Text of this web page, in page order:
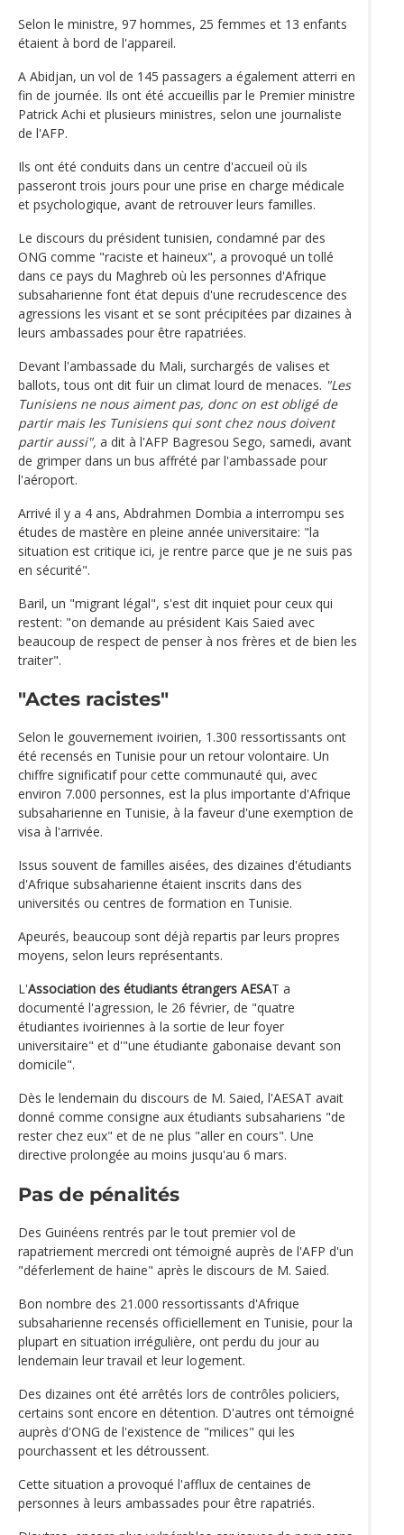
Selon le ministre, 97 hommes, 25 femmes et 13 enfants
étaient à bord de l'appareil.
A Abidjan, un vol de 145 passagers a également atterri en
fin de journée. Ils ont été accueillis par le Premier ministre
Patrick Achi et plusieurs ministres, selon une journaliste
de l'AFP.
Ils ont été conduits dans un centre d'accueil où ils
passeront trois jours pour une prise en charge médicale
et psychologique, avant de retrouver leurs familles.
Le discours du président tunisien, condamné par des
ONG comme "raciste et haineux", a provoqué un tollé
dans ce pays du Maghreb où les personnes d'Afrique
subsaharienne font état depuis d'une recrudescence des
agressions les visant et se sont précipitées par dizaines à
leurs ambassades pour être rapatriées.
Devant l'ambassade du Mali, surchargés de valises et
ballots, tous ont dit fuir un climat lourd de menaces. "Les
Tunisiens ne nous aiment pas, donc on est obligé de
partir mais les Tunisiens qui sont chez nous doivent
partir aussi", a dit à l'AFP Bagresou Sego, samedi, avant
de grimper dans un bus affrété par l'ambassade pour
l'aéroport.
Arrivé il y a 4 ans, Abdrahmen Dombia a interrompu ses
études de mastère en pleine année universitaire: "la
situation est critique ici, je rentre parce que je ne suis pas
en sécurité".
Baril, un "migrant légal", s'est dit inquiet pour ceux qui
restent: "on demande au président Kais Saied avec
beaucoup de respect de penser à nos frères et de bien les
traiter".
"Actes racistes"
Selon le gouvernement ivoirien, 1.300 ressortissants ont
été recensés en Tunisie pour un retour volontaire. Un
chiffre significatif pour cette communauté qui, avec
environ 7.000 personnes, est la plus importante d'Afrique
subsaharienne en Tunisie, à la faveur d'une exemption de
visa à l'arrivée.
Issus souvent de familles aisées, des dizaines d'étudiants
d'Afrique subsaharienne étaient inscrits dans des
universités ou centres de formation en Tunisie.
Apeurés, beaucoup sont déjà repartis par leurs propres
moyens, selon leurs représentants.
L'Association des étudiants étrangers AESAT a
documenté l'agression, le 26 février, de "quatre
étudiantes ivoiriennes à la sortie de leur foyer
universitaire" et d'"une étudiante gabonaise devant son
domicile".
Dès le lendemain du discours de M. Saied, l'AESAT avait
donné comme consigne aux étudiants subsahariens "de
rester chez eux" et de ne plus "aller en cours". Une
directive prolongée au moins jusqu'au 6 mars.
Pas de pénalités
Des Guinéens rentrés par le tout premier vol de
rapatriement mercredi ont témoigné auprès de l'AFP d'un
"déferlement de haine" après le discours de M. Saied.
Bon nombre des 21.000 ressortissants d'Afrique
subsaharienne recensés officiellement en Tunisie, pour la
plupart en situation irrégulière, ont perdu du jour au
lendemain leur travail et leur logement.
Des dizaines ont été arrêtés lors de contrôles policiers,
certains sont encore en détention. D'autres ont témoigné
auprès d'ONG de l'existence de "milices" qui les
pourchassent et les détroussent.
Cette situation a provoqué l'afflux de centaines de
personnes à leurs ambassades pour être rapatriés.